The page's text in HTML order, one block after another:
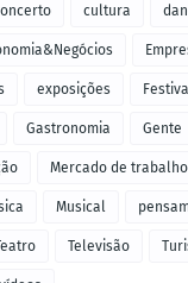
cultura
exposições
Gastronomia Gente
Mercado de trabalho
Musical
Televisão